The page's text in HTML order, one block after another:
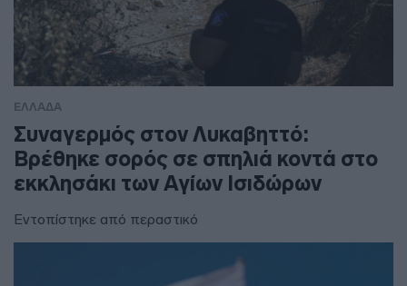
ΕΛΛΑΔΑ
Συναγερμός στον Λυκαβηττό:
Βρέθηκε σορός σε σπηλιά κοντά στο
εκκλησάκι των Αγίων Ισιδώρων
Εντοπίστηκε από περαστικό